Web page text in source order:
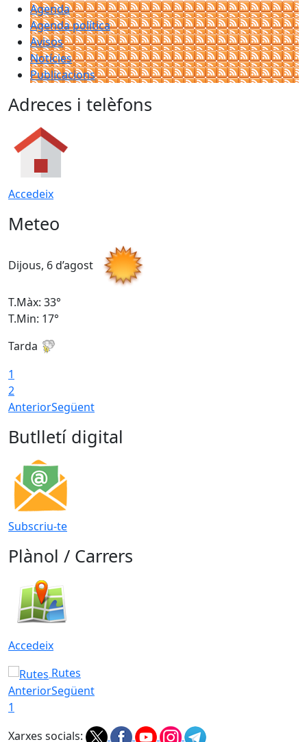
Agenda
Agenda política
Avisos
Notícies
Publicacions
Adreces i telèfons
Accedeix
Meteo
Dijous, 6 d’agost
T.Màx: 33°
T.Min: 17°
Tarda
1
2
AnteriorSegüent
Butlletí digital
Subscriu-te
Plànol / Carrers
Accedeix
Rutes
AnteriorSegüent
1
Xarxes socials: